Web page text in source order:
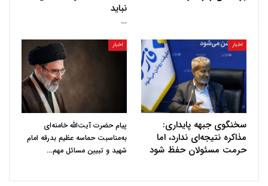
نباید
…
اخبار
سخنگوی جبهه پایداری:
مذاکره نتیجه‌ای ندارد، اما
حرمت مسئولان حفظ شود
اخبار
پیام حضرت آیت‌الله خامنه‌ای
به‌مناسبت حماسه عظیم بدرقه امام
شهید و تبیین مسائل مهم…